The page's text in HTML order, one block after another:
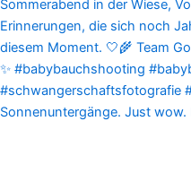
Sonnenuntergänge. Just wow.